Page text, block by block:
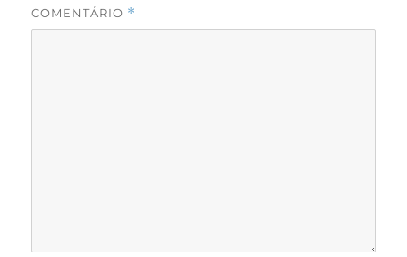
COMENTÁRIO *